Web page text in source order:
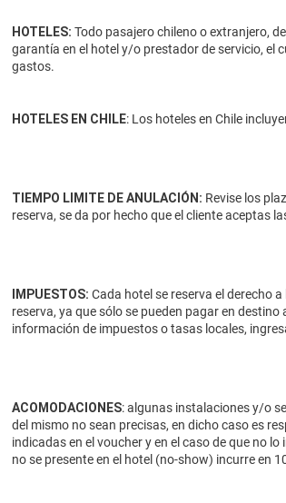
HOTELES: Todo pasajero chileno o extranjero,
garantía en el hotel y/o prestador de servicio, el
gastos.
HOTELES EN CHILE: Los hoteles en Chile
TIEMPO LIMITE DE ANULACIÓN: Revise los
reserva, se da por hecho que el cliente aceptas
IMPUESTOS: Cada hotel se reserva el derecho
reserva, ya que sólo se pueden pagar en
información de impuestos o tasas locales,
ACOMODACIONES: algunas instalaciones y/o
del mismo no sean precisas, en dicho caso es
indicadas en el voucher y en el caso de que no
no se presente en el hotel (no-show) incurre en